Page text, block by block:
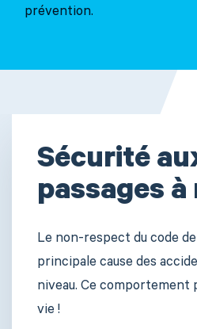
prévention.
Sécurité
passages à
Le non-respect du code
principale cause des
niveau. Ce comportement
vie !